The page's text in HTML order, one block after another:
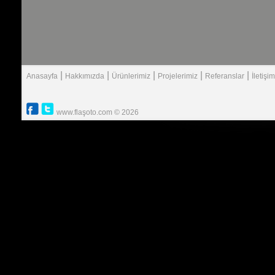
Anasayfa Hakkımızda Ürünlerimiz| Projelerimiz| Referanslar| İletişim
www.flaşoto.com © 2026